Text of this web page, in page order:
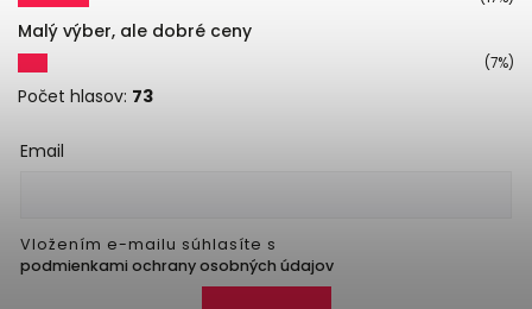
Malý výber, ale dobré ceny
(7%)
Počet hlasov: 73
Email
Vložením e-mailu súhlasíte s
podmienkami ochrany osobných údajov